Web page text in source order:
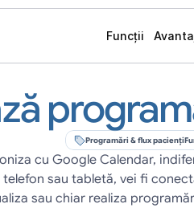
Funcții
Programări & flux pacienți
cu Google Calendar,
sau tabletă, vei fi
sau chiar realiza